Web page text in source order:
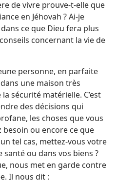
de vivre prouve-​t-​elle que
en Jéhovah ? Ai-​je
ce que Dieu fera plus
concernant la vie de
personne, en parfaite
une maison très
sécurité matérielle. C’est
des décisions qui
les choses que vous
ou encore ce que
tel cas, mettez-​vous votre
ou dans vos biens ?
nous met en garde contre
Il nous dit :